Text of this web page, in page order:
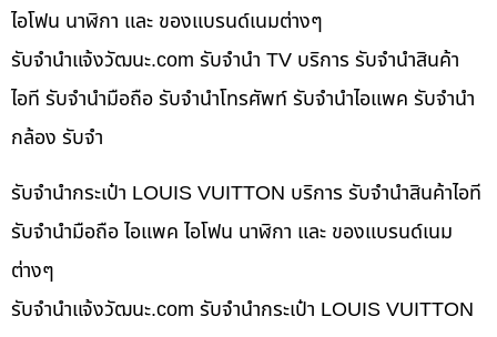
ไอโฟน นาฬิกา และ ของแบรนด์เนมต่างๆ
รับจํานําแจ้งวัฒนะ.com รับจำนำ TV บริการ รับจำนำสินค้า
ไอที รับจำนำมือถือ รับจำนำโทรศัพท์ รับจำนำไอแพค รับจำนำ
กล้อง รับจำ
รับจำนำกระเป๋า LOUIS VUITTON บริการ รับจำนำสินค้าไอที
รับจำนำมือถือ ไอแพค ไอโฟน นาฬิกา และ ของแบรนด์เนม
ต่างๆ
รับจํานําแจ้งวัฒนะ.com รับจำนำกระเป๋า LOUIS VUITTON